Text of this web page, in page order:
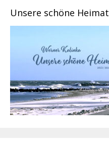
Unsere schöne Heimat